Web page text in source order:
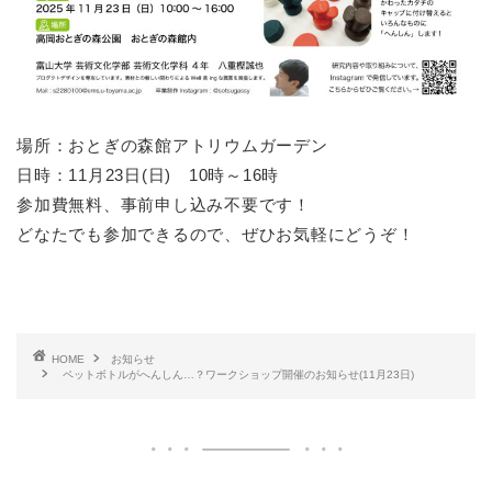
場所：おとぎの森館アトリウムガーデン
日時：11月23日(日) 10時～16時
参加費無料、事前申し込み不要です！
どなたでも参加できるので、ぜひお気軽にどうぞ！
HOME
お知らせ
ペットボトルがへんしん…？ワークショップ開催のお知らせ(11月23日)